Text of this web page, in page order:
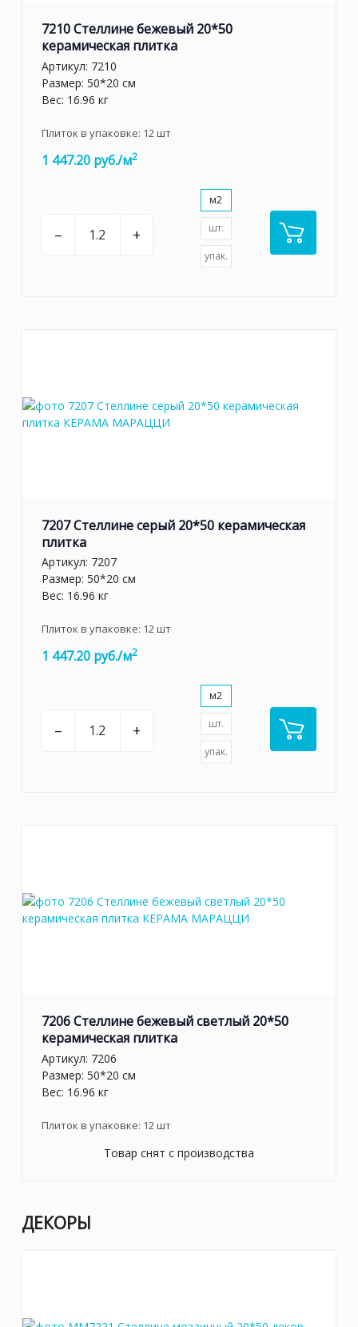
7210 Стеллине бежевый 20*50
керамическая плитка
Артикул: 7210
Размер: 50*20 см
Вес: 16.96 кг
Плиток в упаковке: 12шт
1 447.20 руб./м2
– +
м2
шт.
упак.
7207 Стеллине серый 20*50 керамическая
плитка
Артикул: 7207
Размер: 50*20 см
Вес: 16.96 кг
Плиток в упаковке: 12шт
1 447.20 руб./м2
– +
м2
шт.
упак.
7206 Стеллине бежевый светлый 20*50
керамическая плитка
Артикул: 7206
Размер: 50*20 см
Вес: 16.96 кг
Плиток в упаковке: 12шт
Товар снят с производства
ДЕКОРЫ